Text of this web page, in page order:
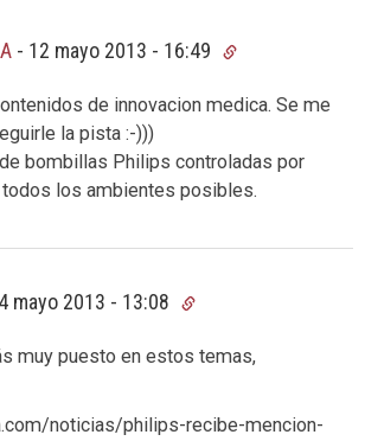
- 12 mayo 2013 - 16:49
de innovacion medica. Se me
la pista :-)))
bombillas Philips controladas por
todos los ambientes posibles.
mayo 2013 - 13:08
muy puesto en estos temas,
noticias/philips-recibe-mencion-